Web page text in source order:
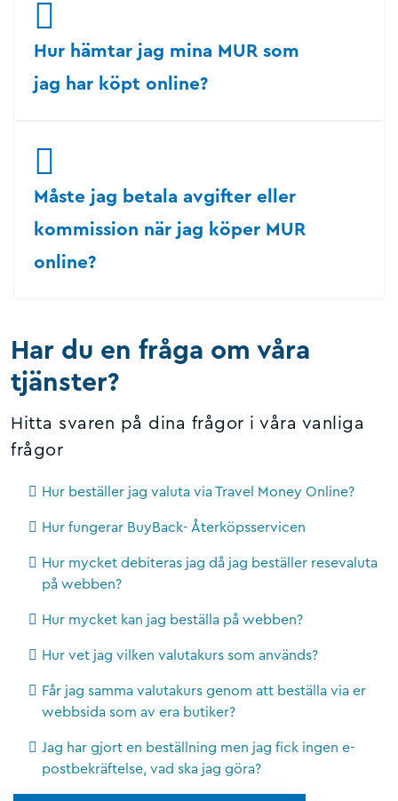
Hur hämtar jag mina MUR som
jag har köpt online?
Måste jag betala avgifter eller
kommission när jag köper MUR
online?
Har du en fråga om våra
tjänster?
Hitta svaren på dina frågor i våra vanliga
frågor
Hur beställer jag valuta via Travel Money Online?
Hur fungerar BuyBack- Återköpsservicen
Hur mycket debiteras jag då jag beställer resevaluta
på webben?
Hur mycket kan jag beställa på webben?
Hur vet jag vilken valutakurs som används?
Får jag samma valutakurs genom att beställa via er
webbsida som av era butiker?
Jag har gjort en beställning men jag fick ingen e-
postbekräftelse, vad ska jag göra?